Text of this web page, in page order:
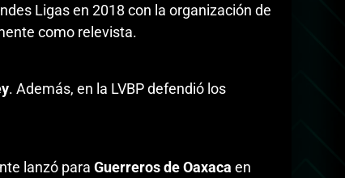
Ligas en 2018 con la organización de
como relevista.
. Además, en la LVBP defendió los
lanzó para Guerreros de Oaxaca en